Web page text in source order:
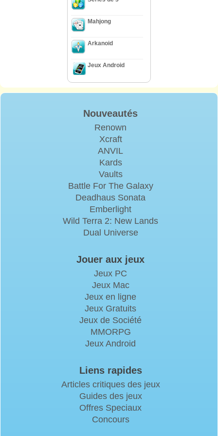
Mahjong
Arkanoid
Jeux Android
Nouveautés
Renown
Xcraft
ANVIL
Kards
Vaults
Battle For The Galaxy
Deadhaus Sonata
Emberlight
Wild Terra 2: New Lands
Dual Universe
Jouer aux jeux
Jeux PC
Jeux Mac
Jeux en ligne
Jeux Gratuits
Jeux de Société
MMORPG
Jeux Android
Liens rapides
Articles critiques des jeux
Guides des jeux
Offres Speciaux
Concours